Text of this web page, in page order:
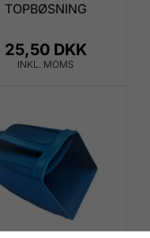
TOPBØSNING
25,50 DKK
INKL. MOMS